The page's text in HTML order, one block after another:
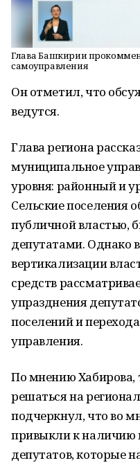
Глава Башкирии
самоуправления
Он отметил, что
ведутся.
Глава региона
муниципальное
уровня: районный и
Сельские поселения
публичной властью,
депутатами. Однако
вертикализации
средств
упразднения
поселений и
управления.
По мнению
решаться на
подчеркнул, что во
привыкли к наличию
депутатов, которые